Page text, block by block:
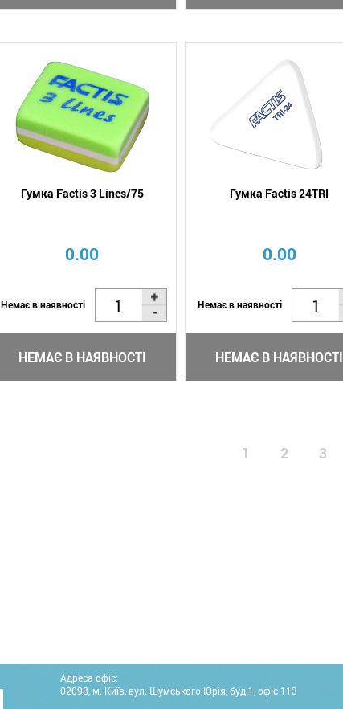
Гумка Factis 3 Lines/75
0.00
Немає в наявності
НЕМАЄ В НАЯВНОСТІ
Гумка Factis 24TRI
0.00
Немає в наявності
НЕМАЄ В НАЯВНОСТІ
1 2 3
Адреса офіс:
02098, м. Київ, вул. Шумського Юрія, буд.1, офіс 113